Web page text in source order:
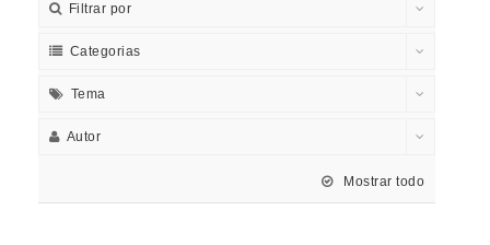
Filtrar por
Categorias
Tema
Autor
Mostrar todo